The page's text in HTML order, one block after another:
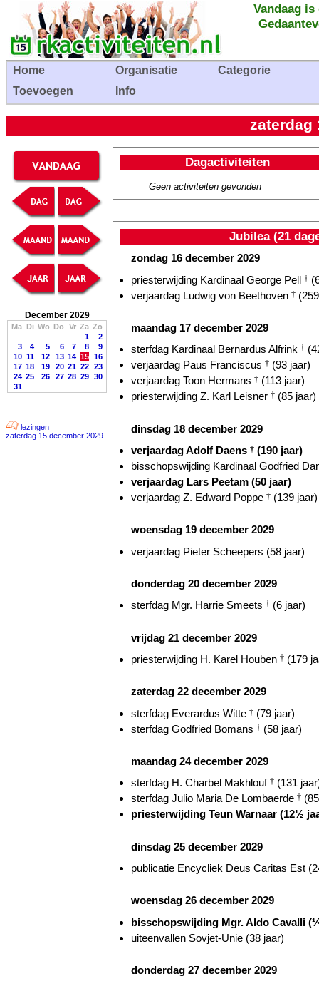
Vandaag
Home Organisatie
Categorie
Toevoegen
Info
zaterdag
December 2029
Ma Di Wo Do Vr Za Zo
1
2
3
4 5 6 7 8
9
10 11 12 13 14 15 16
17 18 19 20 21 22 23
24 25 26 27 28 29 30
31
lezingen
zaterdag 15 december 2029
Dagactiviteiten
Geen activiteiten gevonden
Jubilea (21
zondag 16 december 2029
priesterwijding Kardinaal George Pell †
verjaardag Ludwig von Beethoven †
maandag 17 december 2029
sterfdag Kardinaal Bernardus Alfrink †
verjaardag Paus Franciscus † (93 jaar)
verjaardag Toon Hermans † (113 jaar)
priesterwijding Z. Karl Leisner † (85 jaar)
dinsdag 18 december 2029
verjaardag Adolf Daens † (190 jaar)
bisschopswijding Kardinaal Godfried
verjaardag Lars Peetam (50 jaar)
verjaardag Z. Edward Poppe † (139 jaar)
woensdag 19 december 2029
verjaardag Pieter Scheepers (58 jaar)
donderdag 20 december 2029
sterfdag Mgr. Harrie Smeets † (6 jaar)
vrijdag 21 december 2029
priesterwijding H. Karel Houben † (179
zaterdag 22 december 2029
sterfdag Everardus Witte † (79 jaar)
sterfdag Godfried Bomans † (58 jaar)
maandag 24 december 2029
sterfdag H. Charbel Makhlouf † (131
sterfdag Julio Maria De Lombaerde †
priesterwijding Teun Warnaar (12½
dinsdag 25 december 2029
publicatie Encycliek Deus Caritas Est
woensdag 26 december 2029
bisschopswijding Mgr. Aldo Cavalli
uiteenvallen Sovjet-Unie (38 jaar)
donderdag 27 december 2029